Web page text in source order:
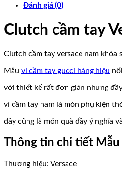
Đánh giá (0)
Clutch cầm tay
Clutch cầm tay versace nam khóa
Mẫu ví cầm tay gucci hàng hiệu
với thiết kế rất đơn giản nhưng
ví cầm tay nam là món phụ kiện
đây cũng là món quà đầy ý nghĩa
Thông tin chi tiết Mẫu
Thương hiệu: Versace